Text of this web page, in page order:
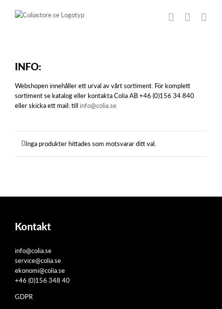
Inga produkter hittades som motsvarar ditt val.
INFO:
Webshopen innehåller ett urval av vårt sortiment. För komplett
sortiment se katalog eller kontakta Colia AB +46 (0)156 34 840
eller skicka ett mail: till info@colia.se
Kontakt
info@colia.se
service@colia.se
ekonomi@colia.se
+46 (0)156 348 40
GDPR